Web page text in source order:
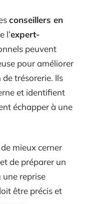
conseillers en
l’expert-
peuvent
pour améliorer
trésorerie. Ils
et identifient
échapper à une
mieux cerner
de préparer un
reprise
être précis et